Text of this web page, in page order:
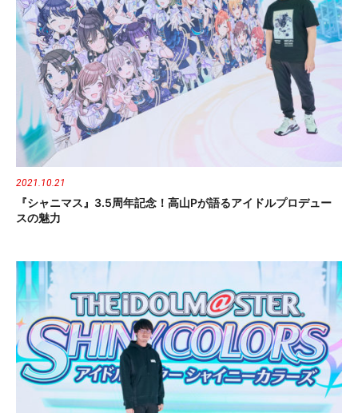
2021.10.21
『シャニマス』3.5周年記念！高山Pが語るアイドルプロデュー
スの魅力